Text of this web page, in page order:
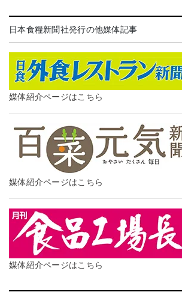
日本食糧新聞社発行の他媒体記事
媒体紹介ページはこちら
媒体紹介ページはこちら
媒体紹介ページはこちら